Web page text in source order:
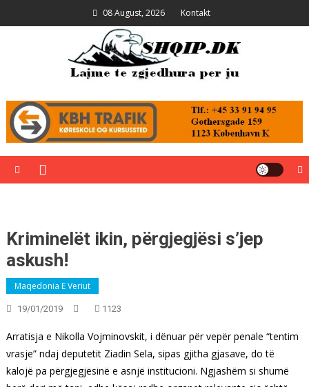
to
08 August, 2026 Kontakt
Kriminelët ikin, përgjegjësi s’jep
askush!
Maqedonia E Veriut
19/01/2019 1123
Arratisja e Nikolla Vojminovskit, i dënuar për vepër penale “tentim
vrasje” ndaj deputetit Ziadin Sela, sipas gjitha gjasave, do të
kalojë pa përgjegjësinë e asnjë institucioni. Ngjashëm si shumë